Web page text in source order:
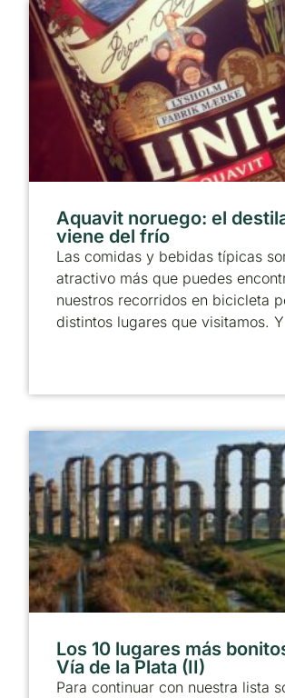
Aquavit noruego: el
viene del frío
Las comidas y bebidas típicas
atractivo más que puedes
nuestros recorridos en bicicleta
distintos lugares que visitamos. Y
Los 10 lugares más
Vía de la Plata (II)
Para continuar con nuestra lista